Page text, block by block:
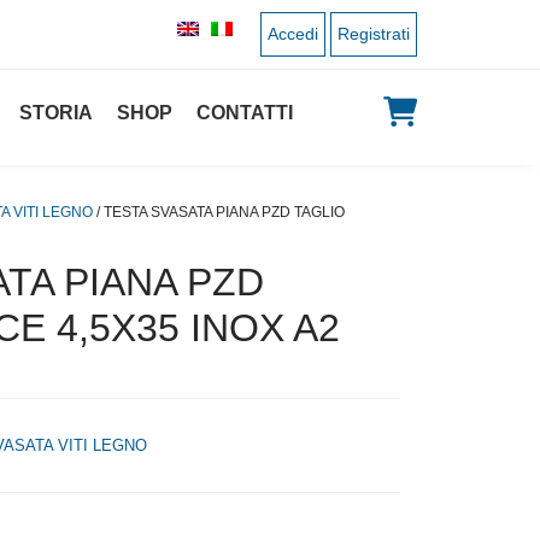
Accedi Registrati
STORIA SHOP CONTATTI
VITI LEGNO / TESTA SVASATA PIANA PZD TAGLIO
PIANA PZD
4,5X35 INOX A2
VITI LEGNO